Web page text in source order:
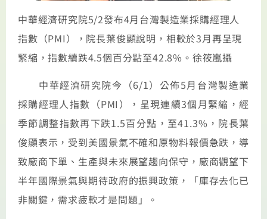
中華經濟研究院5/2發布4月台灣製造業採購經理人
指數（PMI），院長葉俊顯說明，相較於3月再呈現
緊縮，指數續跌4.5個百分點至42.8%。徐筱嵐攝
中華經濟研究院今（6/1）公佈5月台灣製造業
採購經理人指數（PMI），呈現連續3個月緊縮，經
季節調整指數再下跌1.5百分點，至41.3%，院長葉
俊顯表示，受到美國景氣不確和原物料報價急跌，導
致廠商下單、生產與未來展望趨向保守，廠商觀望下
半年國際景氣與期待政府的振興政策，「庫存去化已
非關鍵，需求疲軟才是問題」。